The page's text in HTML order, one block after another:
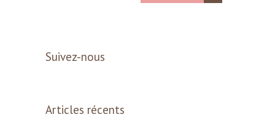
Suivez-nous
Articles récents